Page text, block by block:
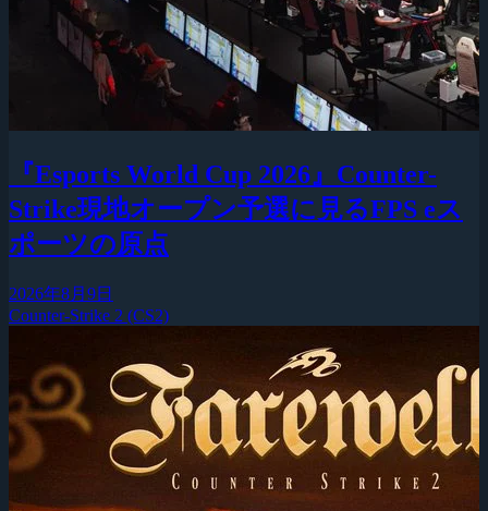
『Esports World Cup 2026』Counter-
Strike現地オープン予選に見るFPS eス
ポーツの原点
2026年8月9日
Counter-Strike 2 (CS2)